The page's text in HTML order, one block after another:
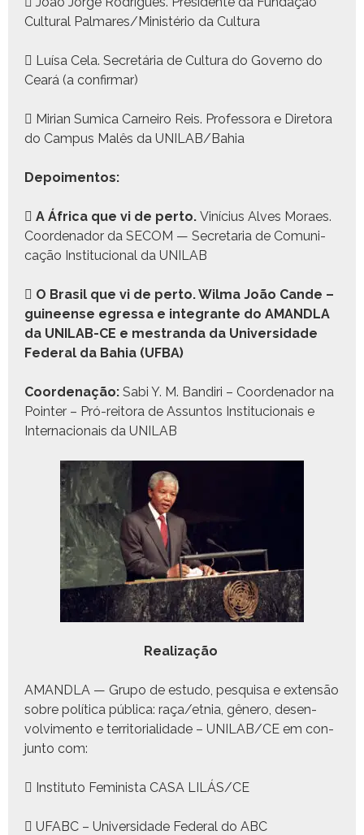
Cul­tur­al Palmares/Ministério da Cul­tura
 Luísa Cela. Secretária de Cul­tura do Gov­er­no do
Ceará (a con­fir­mar)
 Miri­an Sum­i­ca Carneiro Reis. Pro­fes­so­ra e Dire­to­ra
do Cam­pus Malês da UNILAB/Bahia
Depoi­men­tos:
 A África que vi de per­to. Viní­cius Alves Moraes.
Coor­de­nador da SECOM — Sec­re­taria de Comu­ni­
cação Insti­tu­cional da UNILAB
 O Brasil que vi de per­to. Wilma João Can­de –
guineense egres­sa e inte­grante do AMANDLA
da UNILAB-CE e mes­tran­da da Uni­ver­si­dade
Fed­er­al da Bahia (UFBA)
Coor­de­nação: Sabi Y. M. Bandiri – Coor­de­nador na
Point­er – Pró-reito­ra de Assun­tos Insti­tu­cionais e
Inter­na­cionais da UNILAB
Real­iza­ção
AMANDLA — Grupo de estu­do, pesquisa e exten­são
sobre políti­ca públi­ca: raça/etnia, gênero, desen­
volvi­men­to e ter­ri­to­ri­al­i­dade – UNILAB/CE em con­
jun­to com:
 Insti­tu­to Fem­i­nista CASA LILÁS/CE
 UFABC – Uni­ver­si­dade Fed­er­al do ABC